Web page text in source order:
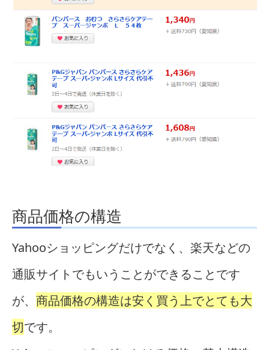
商品価格の構造
Yahooショッピングだけでなく、楽天などの
通販サイトでもいうことができることです
が、 商品価格の構造は安く買う上でとても大
切です。